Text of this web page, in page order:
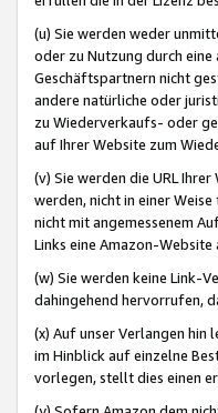
(u) Sie werden weder
oder zu Nutzung durch
Geschäftspartnern nicht
andere natürliche oder
zu Wiederverkaufs- oder
auf Ihrer Website zum
(v) Sie werden die URL
werden, nicht in einer
nicht mit angemessenem
Links eine Amazon-
(w) Sie werden keine Link-
dahingehend hervorrufen,
(x) Auf unser Verlangen hin
im Hinblick auf einzelne
vorlegen, stellt dies einen